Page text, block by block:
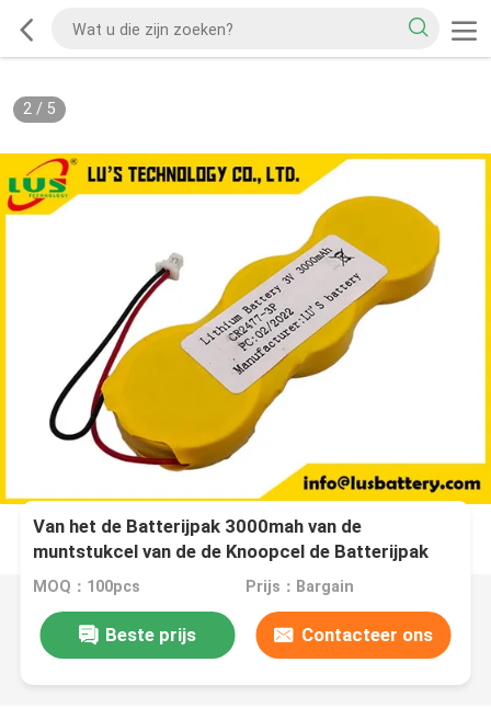
2/ 5
Van het de Batterijpak 3000mah van de
muntstukcel van de de Knoopcel de Batterijpak
CR2477 de Batterij van het 3,0 Voltlithium
MOQ：100pcs Prijs：Bargain
Beste prijs Contacteer ons